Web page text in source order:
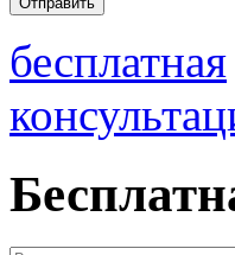
бесплатная